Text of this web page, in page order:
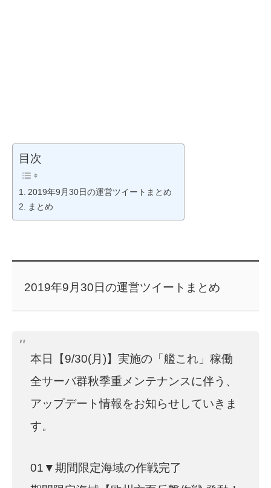
目次
2019年9月30日の運営ツイートまとめ
まとめ
2019年9月30日の運営ツイートまとめ
本日【9/30(月)】実施の「艦これ」稼働
全サーバ群秋季重メンテナンスに伴う、
アップデート情報をお知らせしていきま
す。
01▼期間限定海域の作戦完了